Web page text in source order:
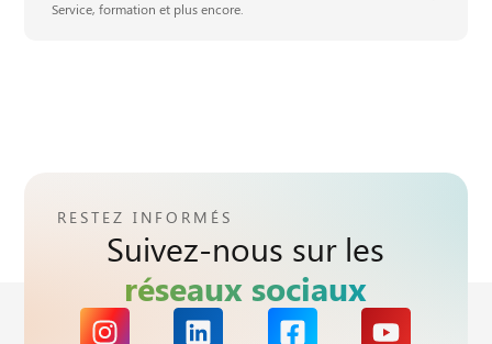
Service, formation et plus encore.
RESTEZ INFORMÉS
Suivez-nous sur les
réseaux sociaux